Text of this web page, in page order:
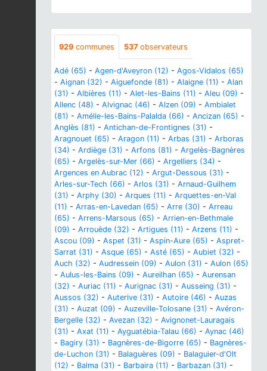
929 communes 537 observateurs
Adé (65) - Agen-d'Aveyron (12) - Agos-Vidalos (65)
- Aignan (32) - Aiguefonde (81) - Alaigne (11) - Alan
(31) - Albières (11) - Alet-les-Bains (11) - Aleu (09) -
Allenc (48) - Alvignac (46) - Alzen (09) - Ambialet
(81) - Amélie-les-Bains-Palalda (66) - Ancizan (65) -
Anglès (81) - Antichan-de-Frontignes (31) -
Aragnouet (65) - Aragon (11) - Arbas (31) - Arboras
(34) - Ardiège (31) - Arfons (81) - Argelès-Bagnères
(65) - Argelès-sur-Mer (66) - Argelliers (34) -
Argences en Aubrac (12) - Argut-Dessous (31) -
Arles-sur-Tech (66) - Arlos (31) - Arnaud-Guilhem
(31) - Arphy (30) - Arques (11) - Arquettes-en-Val
(11) - Arras-en-Lavedan (65) - Arre (30) - Arreau
(65) - Arrens-Marsous (65) - Arrien-en-Bethmale
(09) - Arrouède (32) - Artigues (11) - Arzens (11) -
Ascou (09) - Aspet (31) - Aspin-Aure (65) - Aspret-
Sarrat (31) - Asque (65) - Asté (65) - Aubiet (32) -
Auch (32) - Audressein (09) - Aulon (31) - Aulon (65)
- Aulus-les-Bains (09) - Aureilhan (65) - Aurensan
(32) - Auriac (11) - Aurignac (31) - Ausseing (31) -
Aussos (32) - Auterive (31) - Autoire (46) - Auzas
(31) - Auzat (09) - Auzeville-Tolosane (31) - Avéron-
Bergelle (32) - Avezan (32) - Avignonet-Lauragais
(31) - Axat (11) - Ayguatébia-Talau (66) - Aynac (46)
- Bagiry (31) - Bagnères-de-Bigorre (65) - Bagnères-
de-Luchon (31) - Balaguères (09) - Balaguier-d'Olt
(12) - Balma (31) - Barbaira (11) - Barbazan (31) -